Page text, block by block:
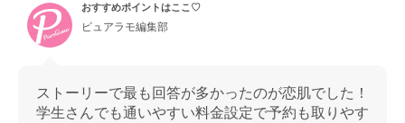
おすすめポイントはここ♡
ピュアラモ編集部
ストーリーで最も回答が多かったのが恋肌でした！
学生さんでも通いやすい料金設定で予約も取りやす